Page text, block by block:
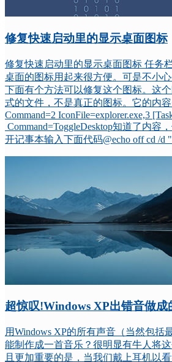
修复快速启动里的显示桌面图标
修复快速启动里的显示桌面图标 任务
桌面的图标用起来很方便。可是不小
下面有个方法可以修复这个图标。这
式的文件，不是真正的图标。它的内
Command=2 IconFile=explorer.exe,3
Command=ToggleDesktop知道了内容
开记事本输入下面代码@echo off cd /d
超惊叹!Windows XP出错音做成
用Windows XP的所有声音（当然包括
能制作成一首音乐？很明显有牛人将
且更加重要的是，当我们戴上耳机以